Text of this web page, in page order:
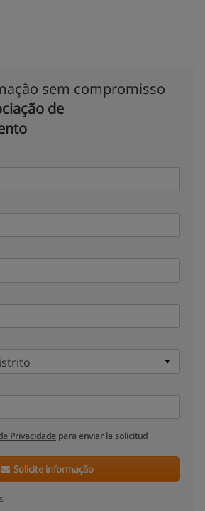
sem compromisso
de
Privacidade para enviar la solicitud
Solicite informação